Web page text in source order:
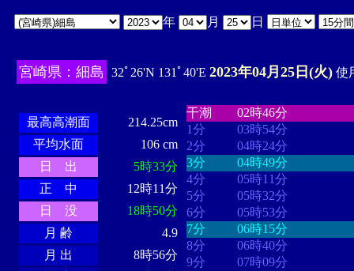
年 月 日
宮崎県：細島 32ﾟ26'N 131ﾟ40'E 2023年04月25日(火) 使
最高高潮面
214.25cm
平均水面
106 cm
日 出
5時33分
正 中
12時11分
日 没
18時50分
月 齢
4.9
月 出
8時56分
干潮
02時46分
1分
03時54分
2分
04時24分
3分
04時49分
4分
05時11分
5分
05時32分
6分
05時53分
7分
06時15分
8分
06時40分
9分
07時09分